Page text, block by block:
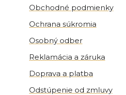
Obchodné podmienky
Ochrana súkromia
Osobný odber
Reklamácia a záruka
Doprava a platba
Odstúpenie od zmluvy